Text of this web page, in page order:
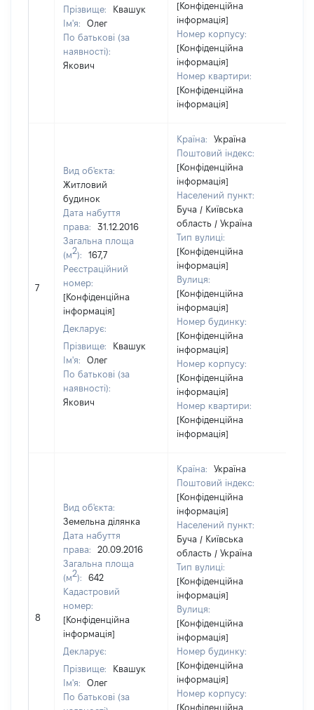
Прізвище:
Квашук
Ім'я:
Олег
По батькові (за
наявності):
Якович
[Конфіденційна
інформація]
Номер корпусу:
[Конфіденційна
інформація]
Номер квартири:
[Конфіденційна
інформація]
7
Вид об'єкта:
Житловий
будинок
Дата набуття
права:
31.12.2016
Загальна площа
(м2):
167,7
Реєстраційний
номер:
[Конфіденційна
інформація]
Декларує:
Прізвище:
Квашук
Ім'я:
Олег
По батькові (за
наявності):
Якович
Країна:
Україна
Поштовий індекс:
[Конфіденційна
інформація]
Населений пункт:
Буча / Київська
область / Україна
Тип вулиці:
[Конфіденційна
інформація]
Вулиця:
[Конфіденційна
інформація]
Номер будинку:
[Конфіденційна
інформація]
Номер корпусу:
[Конфіденційна
інформація]
Номер квартири:
[Конфіденційна
інформація]
8
Вид об'єкта:
Земельна ділянка
Дата набуття
права:
20.09.2016
Загальна площа
(м2):
642
Кадастровий
номер:
[Конфіденційна
інформація]
Декларує:
Прізвище:
Квашук
Ім'я:
Олег
По батькові (за
Країна:
Україна
Поштовий індекс:
[Конфіденційна
інформація]
Населений пункт:
Буча / Київська
область / Україна
Тип вулиці:
[Конфіденційна
інформація]
Вулиця:
[Конфіденційна
інформація]
Номер будинку:
[Конфіденційна
інформація]
Номер корпусу:
[Конфіденційна